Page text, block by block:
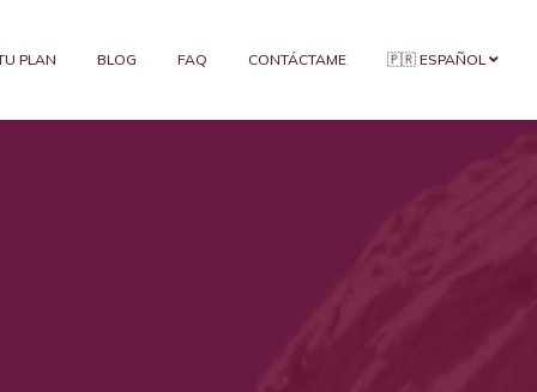
PLAN BLOG FAQ CONTÁCTAME 🇵🇷 ESPAÑOL